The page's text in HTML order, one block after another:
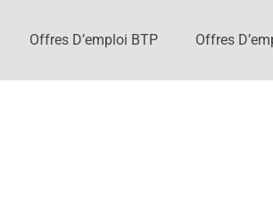
Offres D’emploi BTP Offres